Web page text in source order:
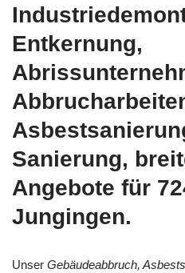
Entkernung,
Sanierung,
Angebote für
Jungingen.
Unser Gebäudeabbruch,